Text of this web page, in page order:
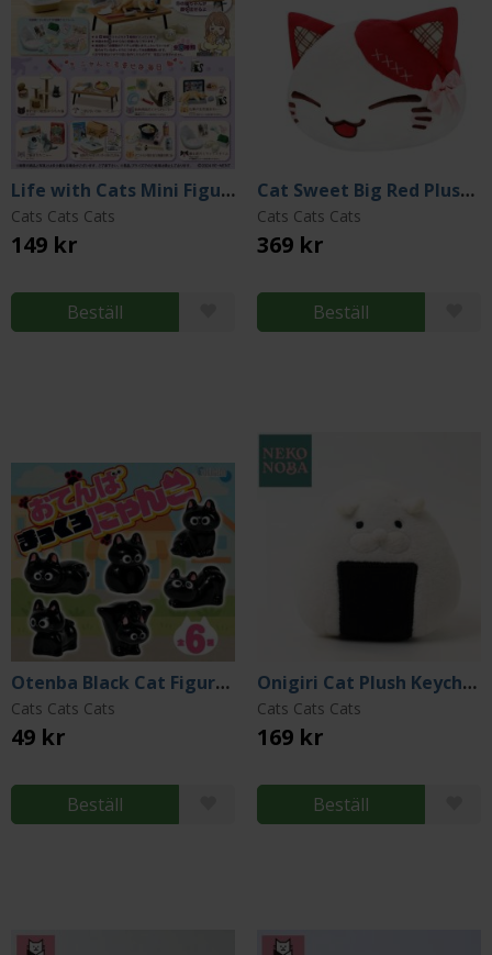
Life with Cats Mini Figures 6 cm (Blind Pack)
Cats Cats Cats
149 kr
Beställ
Cat Sweet Big Red Plush Figure 35 cm
Cats Cats Cats
369 kr
Beställ
Otenba Black Cat Figure (Gacha)
Cats Cats Cats
49 kr
Beställ
Onigiri Cat Plush Keychain
Cats Cats Cats
169 kr
Beställ